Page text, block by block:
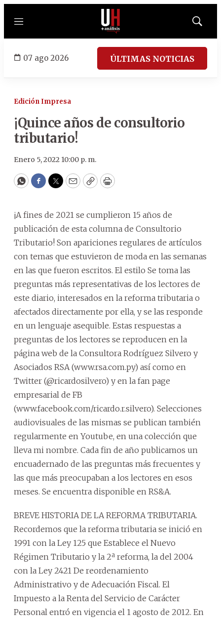
Menú
Mostrar
07 ago 2026 ÚLTIMAS NOTICIAS
Edición Impresa
¡Quince años de consultorio
tributario!
Enero 5, 2022 10:00 p. m.
WhatsApp
Facebook
Twitter
EmailCopyPrint
¡A fines de 2021 se cumplieron 15 años de
publicación de esta columna de Consultorio
Tributario! Son apariciones regulares de artículos
con temas que estuvieron de moda en las semanas
en las que fueron escritos. El estilo Se toma las
preguntas más representativas de los lectores de
este diario, interesados en la reforma tributaria o
afectados directamente por ella, y se las responde
en un lenguaje asequible. Estas respuestas a
preguntas de los lectores se reproducen en la
página web de la Consultora Rodríguez Silvero y
Asociados RSA (www.rsa.com.py) así como en
Twitter (@ricardosilvero) y en la fan page
empresarial de FB
(www.facebook.com/ricardo.r.silvero). Selecciones
audiovisuales de las mismas se publican también
regularmente en Youtube, en una colección que
lleva mi nombre. Cada fin de año publicamos un
encuadernado de las preguntas más frecuentes y
las que más preocupaban a los lectores en esos
meses. Se encuentra disponible en RS&A.
BREVE HISTORIA DE LA REFORMA TRIBUTARIA.
Recordemos que la reforma tributaria se inició en
1991 con la Ley 125 que Establece el Nuevo
Régimen Tributario y la 2ª reforma, la del 2004
con la Ley 2421 De reordenamiento
Administrativo y de Adecuación Fiscal. El
Impuesto a la Renta del Servicio de Carácter
Personal entró en vigencia el 1 agosto de 2012. En